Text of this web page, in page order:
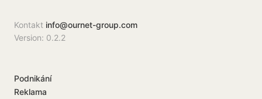
Kontakt info@ournet-group.com
Version: 0.2.2
Podnikání
Reklama